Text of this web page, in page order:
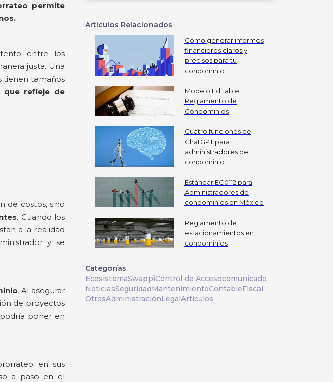
permite
entre los
justa. Una
tienen tamaños
que refleje de
de costos, sino
. Cuando los
a la realidad
y se
. Al asegurar
de proyectos
poner en
en sus
a paso en el
Artículos Relacionados
Cómo generar informes
financieros claros y
precisos para tu
condominio
Modelo Editable:
Reglamento de
Condominios
Cuatro funciones de
ChatGPT para
administradores de
condominio
Estándar EC0112 para
Administradores de
condominios en México
Reglamento de
estacionamientos en
condominios
Categorías
EcosistemaSwappiControl de Accesocomunicado
NoticiasSeguridadMantenimientoContableFiscal
OtrosAdministraciónLegalArticulos